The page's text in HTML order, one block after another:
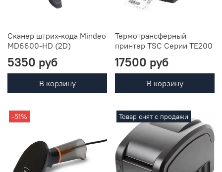
Сканер штрих-кода Mindeo
MD6600-HD (2D)
5350 руб
В корзину
Термотрансферный
принтер TSC Серии TE200
17500 руб
В корзину
-51% Товар снят с продажи